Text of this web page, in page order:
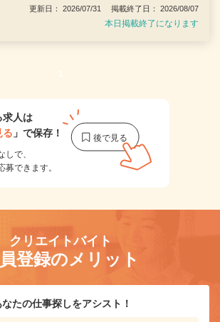
更新日： 2026/07/31 掲載終了日： 2026/08/07
本日掲載終了になります
1
求人は
る 」で保存！
しで、
募できます。
クリエイトバイト
登録のメリット
たの仕事探しをアシスト！